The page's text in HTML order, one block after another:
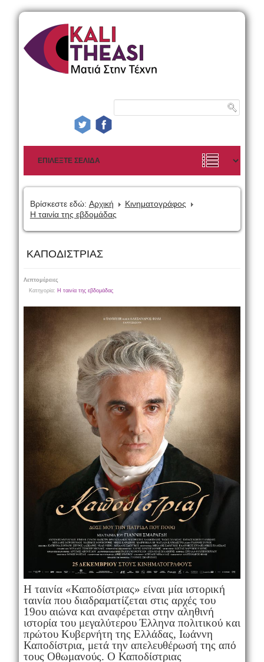
Βρίσκεστε εδώ: Αρχική
Κινηματογράφος
Η ταινία της εβδομάδας
ΚΑΠΟΔΙΣΤΡΙΑΣ
Λεπτομέρειες
Κατηγορία: Η ταινία της εβδομάδας
Η ταινία «Καποδίστριας» είναι μία ιστορική
ταινία που διαδραματίζεται στις αρχές του
19ου αιώνα και αναφέρεται στην αληθινή
ιστορία του μεγαλύτερου Έλληνα πολιτικού και
πρώτου Κυβερνήτη της Ελλάδας, Ιωάννη
Καποδίστρια, μετά την απελευθέρωσή της από
τους Οθωμανούς. O Καποδίστριας